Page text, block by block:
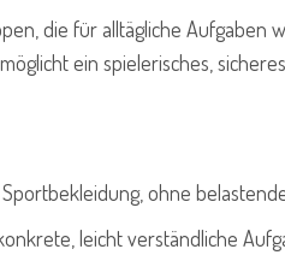
die für alltägliche Aufgaben
ein spielerisches,
ohne
leicht verständliche